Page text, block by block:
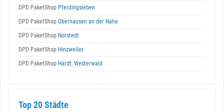
DPD PaketShop Pferdingsleben
DPD PaketShop Oberhausen an der Nahe
DPD PaketShop Norstedt
DPD PaketShop Hinzweiler
DPD PaketShop Hardt, Westerwald
Top 20 Städte